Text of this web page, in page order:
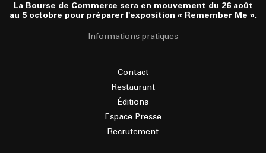
La Bourse de Commerce sera en mouvement du 26 août
au 5 octobre pour préparer l'exposition « Remember Me ».
Informations pratiques
Contact
Restaurant
Éditions
Espace Presse
Recrutement